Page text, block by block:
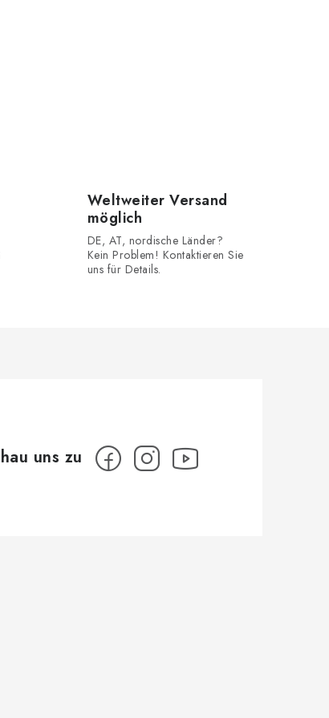
Weltweiter Versand
möglich
DE, AT, nordische Länder?
Kein Problem! Kontaktieren Sie
uns für Details.